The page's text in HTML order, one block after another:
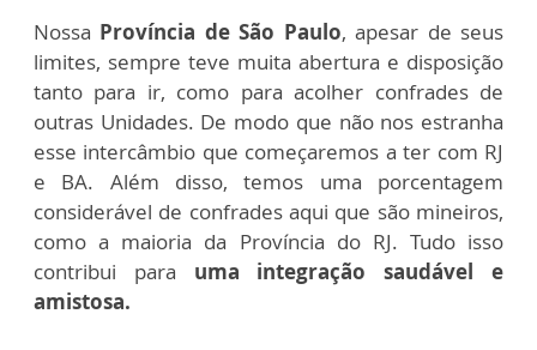
Nossa Província de São Paulo, apesar de seus
limites, sempre teve muita abertura e disposição
tanto para ir, como para acolher confrades de
outras Unidades. De modo que não nos estranha
esse intercâmbio que começaremos a ter com RJ
e BA. Além disso, temos uma porcentagem
considerável de confrades aqui que são mineiros,
como a maioria da Província do RJ. Tudo isso
contribui para uma integração saudável e
amistosa.